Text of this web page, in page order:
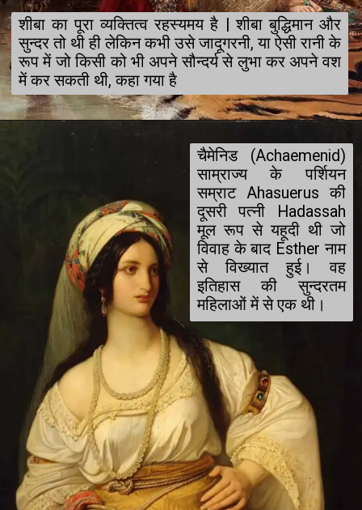
शीबा का पूरा व्यक्तित्व रहस्यमय है | शीबा बुद्धिमान और
सुन्दर तो थी ही लेकिन कभी उसे जादूगरनी, या ऐसी रानी के
रूप में जो किसी को भी अपने सौन्दर्य से लुभा कर अपने वश
में कर सकती थी, कहा गया है
चैमेनिड (Achaemenid)
साम्राज्य के पर्शियन
सम्राट Ahasuerus की
दूसरी पत्नी Hadassah
मूल रूप से यहूदी थी जो
विवाह के बाद Esther नाम
से विख्यात हुई। वह
इतिहास की सुन्दरतम
महिलाओं में से एक थी।